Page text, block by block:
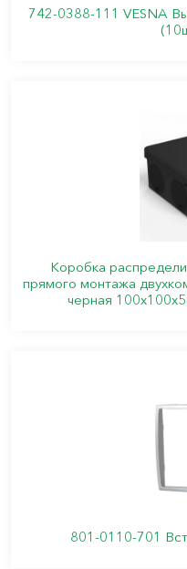
742-0388-111 VESNA
Коробка
прямого монтажа
черная
801-0110-701